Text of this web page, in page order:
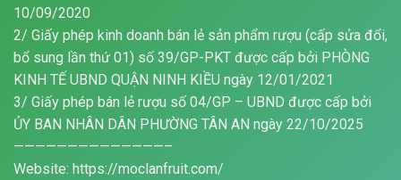
10/09/2020
2/ Giấy phép kinh doanh bán lẻ sản phẩm rượu (cấp sửa đổi,
bổ sung lần thứ 01) số 39/GP-PKT được cấp bởi PHÒNG
KINH TẾ UBND QUẬN NINH KIỀU ngày 12/01/2021
3/ Giấy phép bán lẻ rượu số 04/GP – UBND được cấp bởi
ỦY BAN NHÂN DÂN PHƯỜNG TÂN AN ngày 22/10/2025
——————————————–
Website: https://moclanfruit.com/